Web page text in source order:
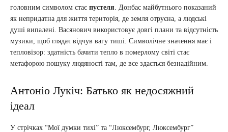
головним символом стає пустеля . Донбас майбутнього показаний
як непридатна для життя територія, де земля отруєна, а людські
душі випалені. Васянович використовує довгі плани та відсутність
музики, щоб глядач відчув вагу тиші. Символічне значення має і
тепловізор: здатність бачити тепло в померлому світі стає
метафорою пошуку людяності там, де все здається безнадійним.
Антоніо Лукіч: Батько як недосяжний
ідеал
У стрічках “Мої думки тихі” та “Люксембург, Люксембург”